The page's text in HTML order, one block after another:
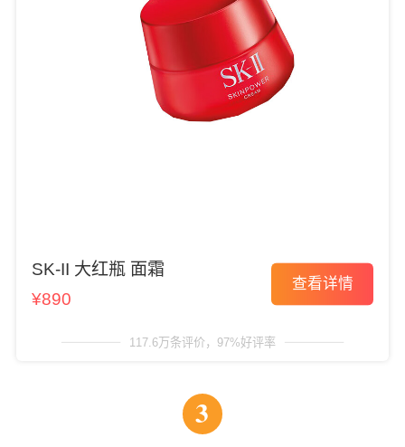
SK-II 大红瓶 面霜
¥890
查看详情
117.6万条评价，97%好评率
3